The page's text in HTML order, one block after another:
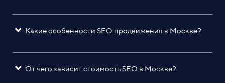
Какие особенности SEO продвижения в Москве?
От чего зависит стоимость SEO в Москве?